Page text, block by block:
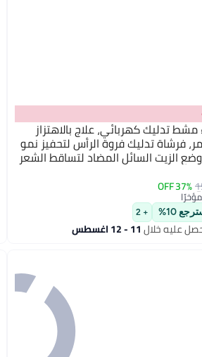
تدليك كهربائي، علاج بالاهتزاز
فرشاة تدليك فروة الرأس لتحفيز نمو
وضع الزيت السائل المضاد لتساقط الشعر
37% OFF
السنة
10%
+ 2
عليه خلال11 - 12 اغسطس